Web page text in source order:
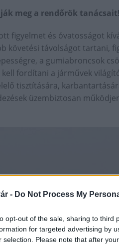
- Do Not Process My
opt-out of the sale, sharing to third
for targeted advertising by
selection. Please note that after
meg a rendőrök tanácsait!
figyelmet és óvatosságot
követési távolságot tartani,
a gumiabroncsok
fordítani a járművek
tisztítására,
üzembiztosan